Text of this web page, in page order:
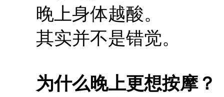
晚上身体越酸。
其实并不是错觉。
为什么晚上更想按摩？